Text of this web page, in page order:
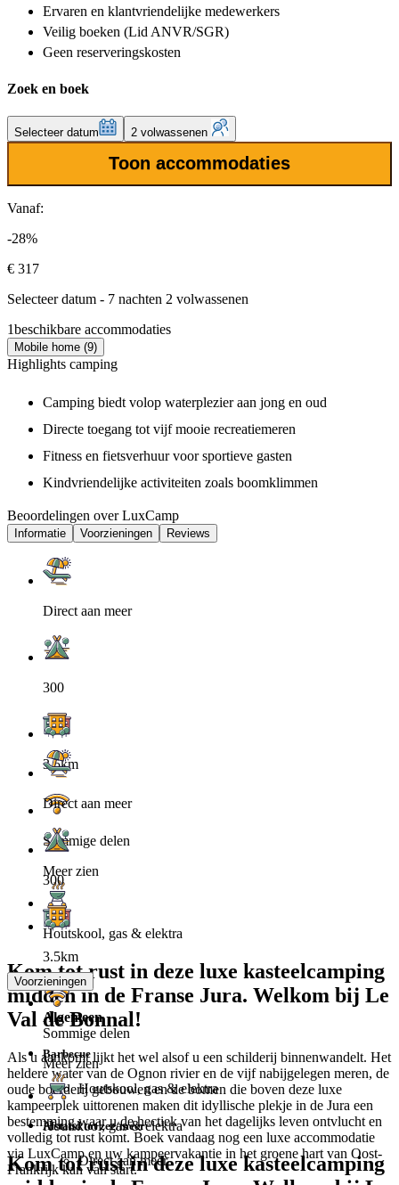
Ervaren en klantvriendelijke medewerkers
Veilig boeken (Lid ANVR/SGR)
Geen reserveringskosten
Zoek en boek
Selecteer datum 2 volwassenen
Toon accommodaties
Vanaf:
-28%
€ 317
Selecteer datum - 7 nachten 2 volwassenen
1beschikbare accommodaties
Mobile home (9)
Highlights camping
Camping biedt volop waterplezier aan jong en oud
Directe toegang tot vijf mooie recreatiemeren
Fitness en fietsverhuur voor sportieve gasten
Kindvriendelijke activiteiten zoals boomklimmen
Beoordelingen over LuxCamp
Informatie Voorzieningen Reviews
Direct aan meer
300
3.5km
Sommige delen
Meer zien
Houtskool, gas & elektra
Kom tot rust in deze luxe kasteelcamping
midden in de Franse Jura. Welkom bij Le
Val de Bonnal!
Als u aankomt lijkt het wel alsof u een schilderij binnenwandelt. Het
heldere water van de Ognon rivier en de vijf nabijgelegen meren, de
oude boerderij gebouwen en de bomen die boven deze luxe
kampeerplek uittorenen maken dit idyllische plekje in de Jura een
bestemming waar u de hectiek van het dagelijks leven ontvlucht en
volledig tot rust komt. Boek vandaag nog een luxe accommodatie
via LuxCamp en uw kampeervakantie in het groene hart van Oost-
Frankrijk kan van start.
Direct aan meer
300
3.5km
Sommige delen
Meer zien
Houtskool, gas & elektra
Kom tot rust in deze luxe kasteelcamping
Voorzieningen
Algemeen
Barbecue
Houtskool, gas & elektra
Afstand tot zee/meer
Direct aan meer